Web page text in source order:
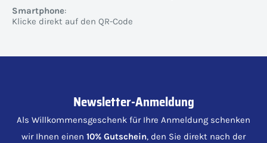
Smartphone:
Klicke direkt auf den QR-Code
Newsletter-Anmeldung
Als Willkommensgeschenk für Ihre Anmeldung schenken
wir Ihnen einen 10% Gutschein, den Sie direkt nach der